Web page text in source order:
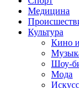
Медицина
Культура
Кино
Шоу-
Мода